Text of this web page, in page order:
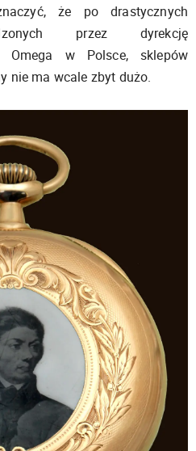
że po drastycznych
przez dyrekcję
Omega w Polsce, sklepów
nie ma wcale zbyt dużo.